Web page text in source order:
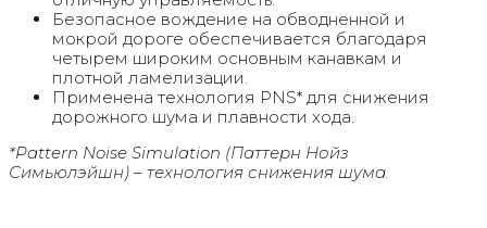
Безопасное вождение на обводненной и
мокрой дороге обеспечивается благодаря
четырем широким основным канавкам и
плотной ламелизации.
Применена технология PNS* для снижения
дорожного шума и плавности хода.
*Pattern Noise Simulation (Паттерн Нойз
Симьюлэйшн) – технология снижения шума.